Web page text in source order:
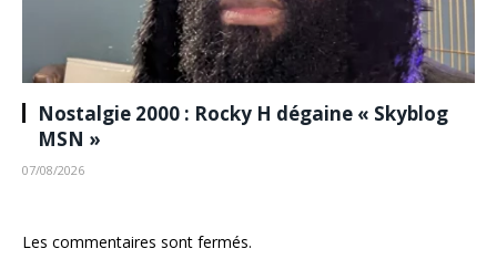
Nostalgie 2000 : Rocky H dégaine « Skyblog
MSN »
07/08/2026
Les commentaires sont fermés.